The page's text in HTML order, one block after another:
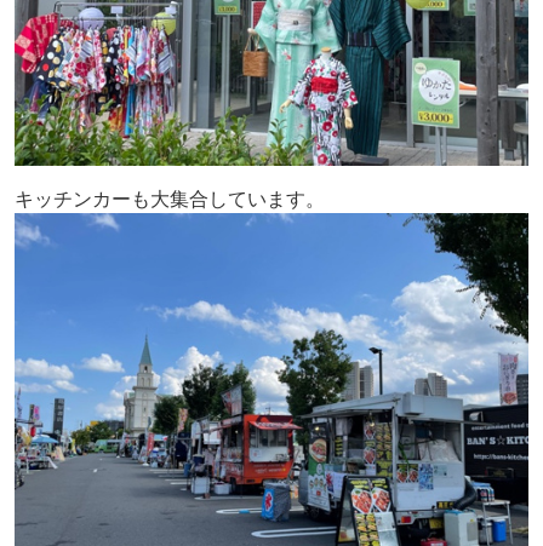
キッチンカーも大集合しています。